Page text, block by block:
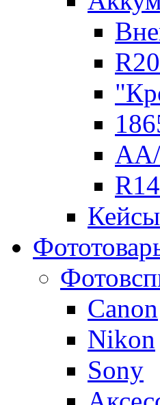
Canon
Nikon
Sony